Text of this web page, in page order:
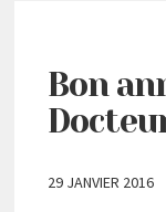
Bon
29 JANVIER 2016